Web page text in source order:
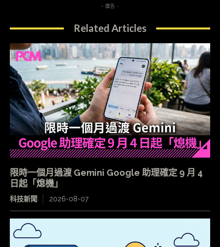
- 廣告 -
Related Articles
限時一個月過渡 Gemini Google 助理確定 9 月 4
日起「熄機」
科技新聞 2026-08-07